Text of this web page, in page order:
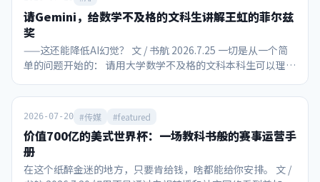
请Gemini，给数学不及格的文科生讲解王虹的菲尔兹
奖
——这还能降低AI幻觉？ 文 / 书航 2026.7.25 一切是从一个简
单的问题开始的： 请用大学数学不及格的文科本科生可以理解
Gemini 3.1 Pro时，社长已知该模型的能力和局限： 对网页搜
索的整合能力强 有够用的上下文长度和“大海捞针”能力，尽
管不是最好的 本质上还是概率机器，不可能懂自己在说什么
最大的缺点还是会迎合说话人，且提示词难以根源破解 然后我
跟Gemini聊了一个小时，最终得出的结论居然包括：王虹教
授研究的数学问题，可能会在实际应用后提升大语言模型和图
2026-07-20 #传媒 #featured
价值700亿的美式世界杯：一场教科书般的赛事运营手
册
在这个纸醉金迷的地方，只要肯给钱，啥都能给你安排。 文 /